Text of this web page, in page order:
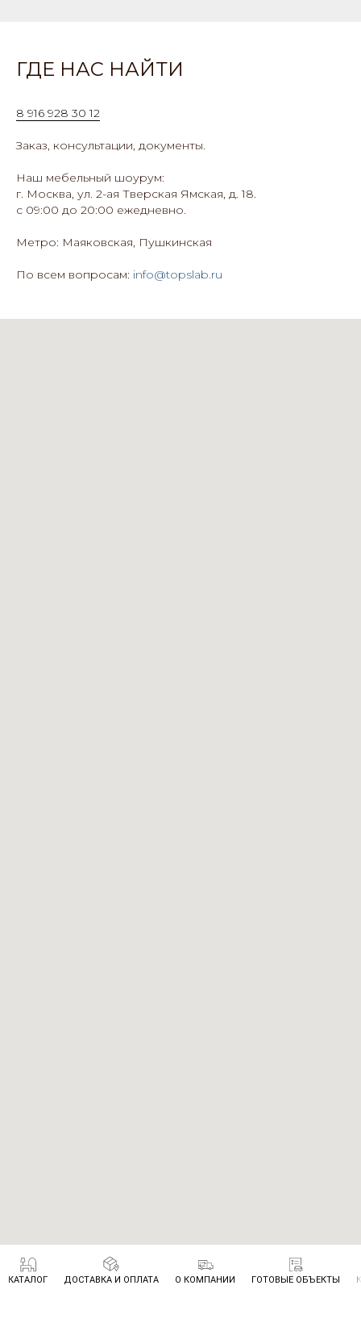
КАТАЛОГ ДОСТАВКА И ОПЛАТА О КОМПАНИИ ГОТОВЫЕ ОБЪЕКТЫ
ГДЕ НАС НАЙТИ
8 916 928 30 12
Заказ, консультации, документы.
Наш мебельный шоурум:
г. Москва, ул. 2-ая Тверская Ямская, д. 18.
с 09:00 до 20:00 ежедневно.
Метро: Маяковская, Пушкинская
По всем вопросам: info@topslab.ru